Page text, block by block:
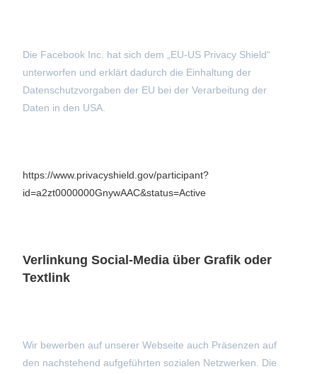
Die Facebook Inc. hat sich dem „EU-US Privacy Shield“
unterworfen und erklärt dadurch die Einhaltung der
Datenschutzvorgaben der EU bei der Verarbeitung der
Daten in den USA.
https://www.privacyshield.gov/participant?
id=a2zt0000000GnywAAC&status=Active
Verlinkung Social-Media über Grafik oder
Textlink
Wir bewerben auf unserer Webseite auch Präsenzen auf
den nachstehend aufgeführten sozialen Netzwerken. Die